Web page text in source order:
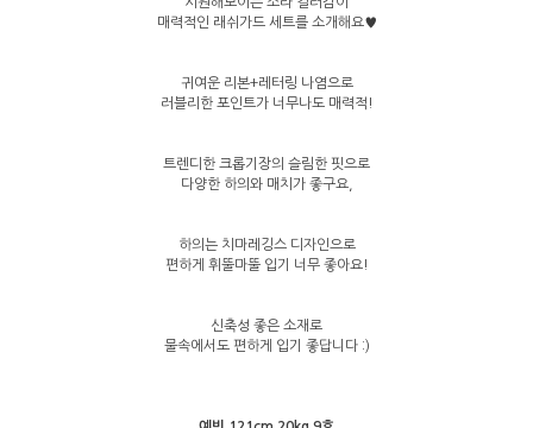
매력적인 래쉬가드 세트를 소개해요♥
귀여운 리본+레터링 나염으로
러블리한 포인트가 너무나도 매력적!
트렌디한 크롭기장의 슬림한 핏으로
다양한 하의와 매치가 좋구요,
하의는 치마레깅스 디자인으로
편하게 휘뚤마뚤 입기 너무 좋아요!
신축성 좋은 소재로
물속에서도 편하게 입기 좋답니다 :)